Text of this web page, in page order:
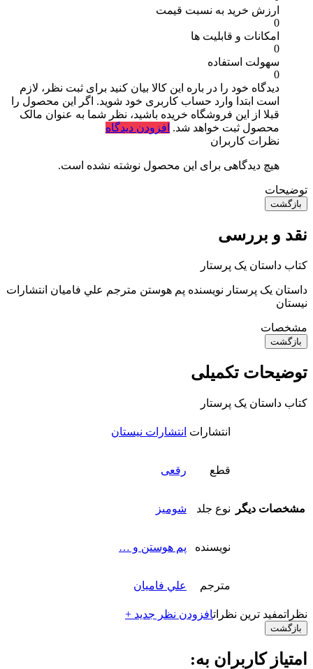
ارزش خرید به نسبت قیمت
0
امکانات و قابلیت ها
0
سهولت استفاده
0
دیدگاه خود را در باره این کالا بیان کنید برای ثبت نظر، لازم
است ابتدا وارد حساب کاربری خود شوید. اگر این محصول را
قبلا از این فروشگاه خریده باشید، نظر شما به عنوان مالک
محصول ثبت خواهد شد. افزودن دیدگاه
نظرات کاربران
هیچ دیدگاهی برای این محصول نوشته نشده است.
توضیحات
بازگشت
نقد و بررسی
کتاب داستان یک پرستار
داستان یک پرستار نویسنده پم هوستن مترجم علي فاميان انتشارات
نیستان
مشخصات
بازگشت
توضیحات تکمیلی
کتاب داستان یک پرستار
مشخصات دیگر
انتشارات انتشارات نیستان
قطع رقعی
نوع جلد شومیز
نویسنده پم هوستن و …
مترجم علي فاميان
نظراتمفید ترین نظراتافزودن نظر جدید +
بازگشت
امتیاز کاربران به: